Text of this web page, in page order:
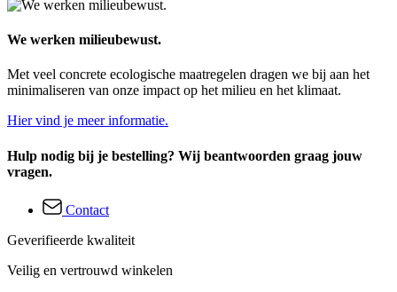
We werken milieubewust.
Met veel concrete ecologische maatregelen dragen we bij aan het
minimaliseren van onze impact op het milieu en het klimaat.
Hier vind je meer informatie.
Hulp nodig bij je bestelling? Wij beantwoorden graag jouw
vragen.
Contact
Geverifieerde kwaliteit
Veilig en vertrouwd winkelen